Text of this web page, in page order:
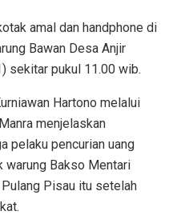
amal dan handphone di
Bawan Desa Anjir
sekitar pukul 11.00 wib.
Hartono melalui
menjelaskan
pelaku pencurian uang
warung Bakso Mentari
Pisau itu setelah